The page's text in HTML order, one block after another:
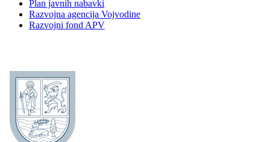
Plan javnih nabavki
Razvojna agencija Vojvodine
Razvojni fond APV